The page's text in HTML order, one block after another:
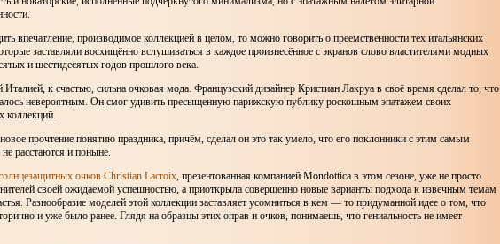
впечатление, производимое коллекцией в целом, то можно говорить о преемственности тех итальянских
заставляли восхищённо вслушиваться в каждое произнесённое с экранов слово властителями модных
и шестидесятых годов прошлого века.
к счастью, сильна очковая мода. Французский дизайнер Кристиан Лакруа в своё время сделал то, что
невероятным. Он смог удивить пресыщенную парижскую публику роскошным эпатажем своих
коллекций.
прочтение понятию праздника, причём, сделал он это так умело, что его поклонники с этим самым
расстаются и поныне.
очков Christian Lacroix, презентованная компанией Mondottica в этом сезоне, уже не просто
своей ожидаемой успешностью, а приоткрыла совершенно новые варианты подхода к извечным темам
Разнообразие моделей этой коллекции заставляет усомниться в кем — то придуманной идее о том, что
и уже было ранее. Глядя на образцы этих оправ и очков, понимаешь, что гениальность не имеет